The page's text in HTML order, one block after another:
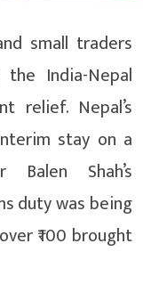
small traders
India-Nepal
relief. Nepal’s
stay on a
Shah’s
duty was being
₹100 brought